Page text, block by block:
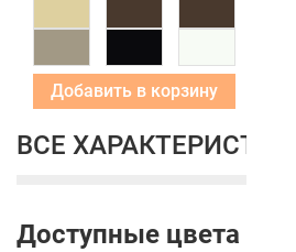
Добавить в корзину
ВСЕ ХАРАКТЕРИСТИКИ
Доступные цвета